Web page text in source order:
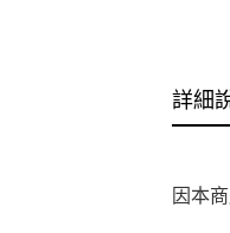
詳細
因本